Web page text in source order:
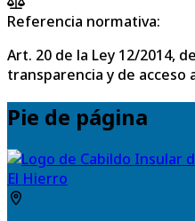
Referencia normativa:
Art. 20 de la Ley 12/2014,
transparencia y de acceso
Pie de página
El Hierro